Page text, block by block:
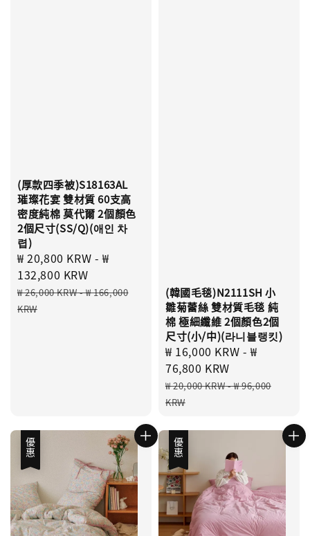
(厚款四季被)S18163AL
璀璨花宴 雙材質 60支高
密度純棉 莫代爾 2個顏色
2個尺寸(SS/Q)(애인 차
렵)
Sale
price
₩ 20,800 KRW -₩
132,800 KRW
Regular
price
₩ 26,000 KRW-₩ 166,000
KRW
(韓國毛毯)N2111SH 小
雛菊蕾絲 雙材質毛毯 純
棉 極細纖維 2個顏色2個
尺寸(小/中)(라니블랭킷)
Sale
price
₩ 16,000 KRW -₩
76,800 KRW
Regular
price
₩ 20,000 KRW-₩ 96,000
KRW
優惠 優惠